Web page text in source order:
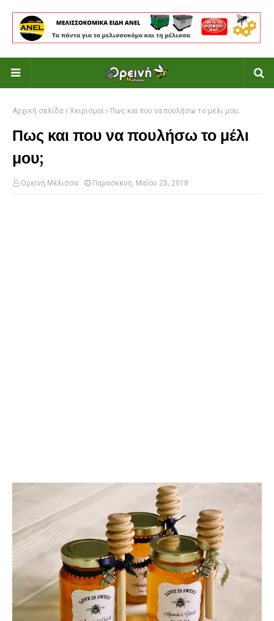
Αρχική σελίδα Χειρισμοί Πως και που να πουλήσω το μέλι μου;
Πως και που να πουλήσω το μέλι
μου;
Ορεινή Μέλισσα Παρασκευή, Μαΐου 25, 2018